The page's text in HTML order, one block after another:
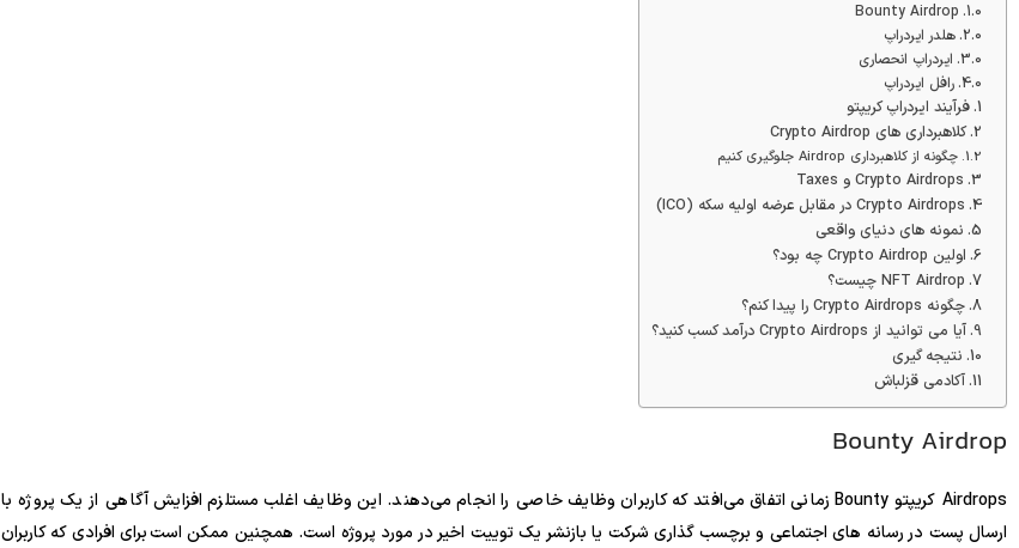
Bounty Airdrop
هلدر ایردراپ
ایردراپ انحصاری
رافل ایردراپ
فرآیند ایردراپ کریپتو
کلاهبرداری های Crypto Airdrop
چگونه از کلاهبرداری Airdrop جلوگیری کنیم
Crypto Airdrops و Taxes
Crypto Airdrops در مقابل عرضه اولیه سکه (ICO)
نمونه های دنیای واقعی
اولین Crypto Airdrop چه بود؟
NFT Airdrop چیست؟
چگونه Crypto Airdrops را پیدا کنم؟
آیا می توانید از Crypto Airdrops درآمد کسب کنید؟
نتیجه گیری
آکادمی قزلباش
Bounty Airdrop
Airdrops کریپتو Bounty زمانی اتفاق می‌افتد که کاربران وظایف خاصی را انجام می‌دهند. این وظایف اغلب مستلزم افزایش آگاهی از یک پروژه با
ارسال پست در رسانه های اجتماعی و برچسب گذاری شرکت یا بازنشر یک توییت اخیر در مورد پروژه است. همچنین ممکن است برای افرادی که کاربران